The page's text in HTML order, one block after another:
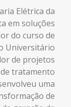
Elétrica da
em soluções
do curso de
Universitário
de projetos
tratamento
uma
de